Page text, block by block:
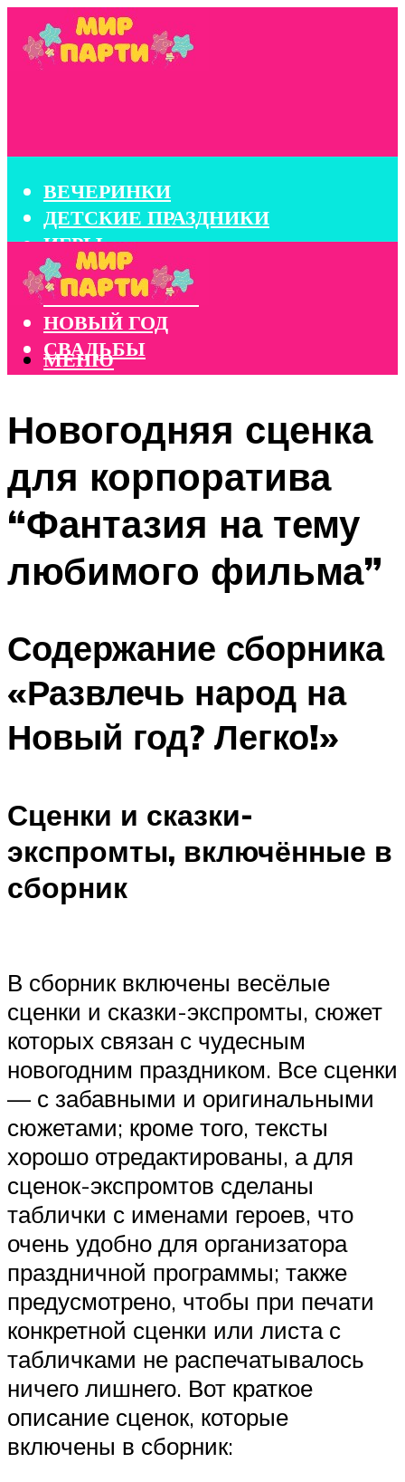
ВЕЧЕРИНКИ
ДЕТСКИЕ ПРАЗДНИКИ
ИГРЫ
КОНКУРСЫ
КОРПОРАТИВЫ
НОВЫЙ ГОД
СВАДЬБЫ
МЕНЮ
Новогодняя сценка
для корпоратива
“Фантазия на тему
любимого фильма”
Содержание сборника
«Развлечь народ на
Новый год? Легко!»
Сценки и сказки-
экспромты, включённые в
сборник
В сборник включены весёлые
сценки и сказки-экспромты, сюжет
которых связан с чудесным
новогодним праздником. Все сценки
— с забавными и оригинальными
сюжетами; кроме того, тексты
хорошо отредактированы, а для
сценок-экспромтов сделаны
таблички с именами героев, что
очень удобно для организатора
праздничной программы; также
предусмотрено, чтобы при печати
конкретной сценки или листа с
табличками не распечатывалось
ничего лишнего. Вот краткое
описание сценок, которые
включены в сборник: